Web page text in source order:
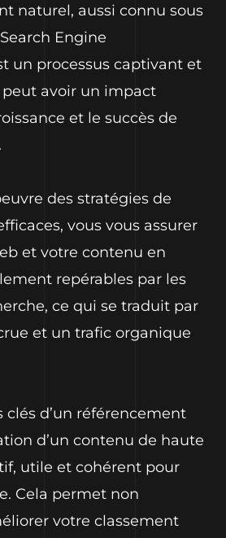
naturel, aussi connu sous
Engine
un processus captivant et
avoir un impact
et le succès de
des stratégies de
vous vous assurer
et votre contenu en
repérables par les
ce qui se traduit par
et un trafic organique
clés d’un référencement
d’un contenu de haute
utile et cohérent pour
Cela permet non
votre classement